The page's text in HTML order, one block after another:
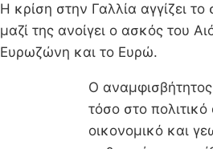
Η κρίση στην Γαλλία αγγίζει
μαζί της ανοίγει ο ασκός του
Ευρωζώνη και το Ευρώ.
Ο
τόσο στο
οικονομικό και